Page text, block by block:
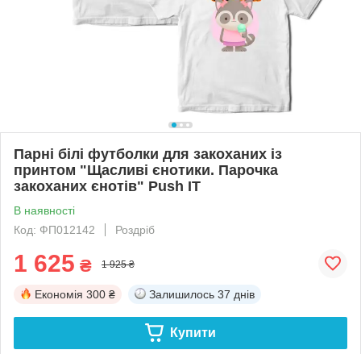
Парні білі футболки для закоханих із
принтом "Щасливі єнотики. Парочка
закоханих єнотів" Push IT
В наявності
Код: ФП012142
Роздріб
1 625 ₴ 1 925 ₴
Економія 300 ₴ Залишилось 37 днів
Купити